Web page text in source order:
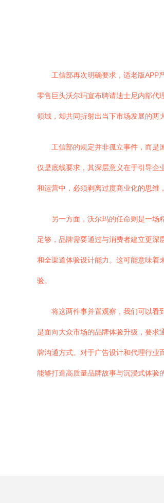
工信部再次明确要求，适老版APP
零售巨头沃尔玛宣布聘请迪士尼内部代
领域，却共同折射出当下市场发展的两
工信部的规定并非孤立事件，而是
仅是底线要求，其深层意义在于引导企
和运营中，必须剥离过度商业化的思维
另一方面，沃尔玛的任命则是一场
足够，品牌需要通过与消费者建立更
和全渠道体验设计能力。这可能意味着
验。
将这两件事并置观察，我们可以看
是面向大众市场的品牌体验升级，要求
牌沟通方式。对于广告设计和代理行业
能够打造高质量品牌故事与沉浸式体验